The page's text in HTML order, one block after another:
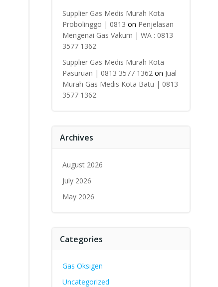
Supplier Gas Medis Murah Kota
Probolinggo | 0813 on Penjelasan
Mengenai Gas Vakum | WA : 0813
3577 1362
Supplier Gas Medis Murah Kota
Pasuruan | 0813 3577 1362on Jual
Murah Gas Medis Kota Batu | 0813
3577 1362
Archives
August 2026
July 2026
May 2026
Categories
Gas Oksigen
Uncategorized